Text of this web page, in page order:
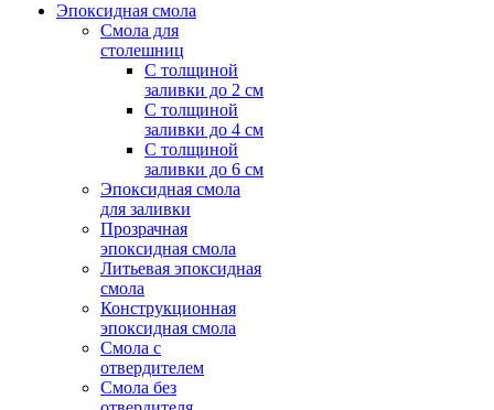
Эпоксидная смола
Смола для
столешниц
С толщиной
заливки до 2 см
С толщиной
заливки до 4 см
С толщиной
заливки до 6 см
Эпоксидная смола
для заливки
Прозрачная
эпоксидная смола
Литьевая эпоксидная
смола
Конструкционная
эпоксидная смола
Смола с
отвердителем
Смола без